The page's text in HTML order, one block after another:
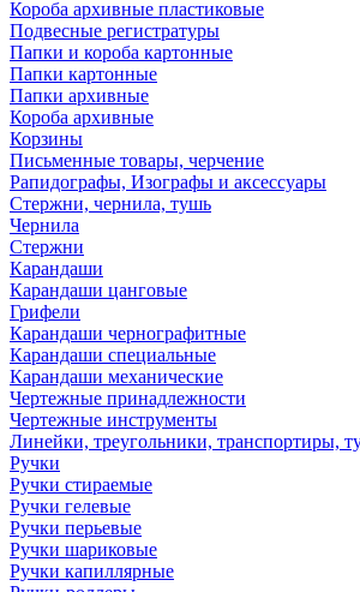
Короба архивные пластиковые
Подвесные регистратуры
Папки и короба картонные
Папки картонные
Папки архивные
Короба архивные
Корзины
Письменные товары, черчение
Рапидографы, Изографы и аксессуары
Стержни, чернила, тушь
Чернила
Стержни
Карандаши
Карандаши цанговые
Грифели
Карандаши чернографитные
Карандаши специальные
Карандаши механические
Чертежные принадлежности
Чертежные инструменты
Линейки, треугольники, транспортиры,
Ручки
Ручки стираемые
Ручки гелевые
Ручки перьевые
Ручки шариковые
Ручки капиллярные